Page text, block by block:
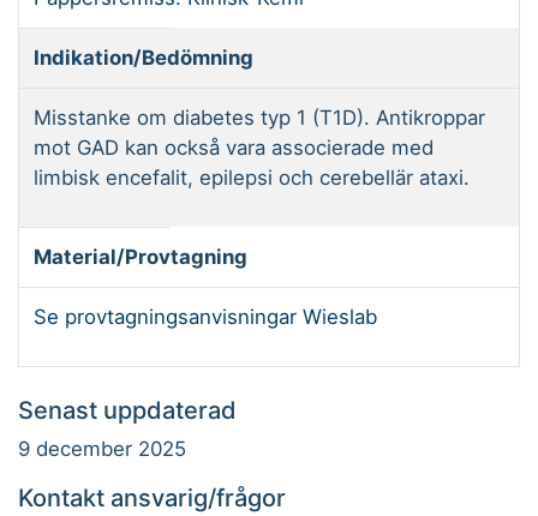
Indikation/Bedömning
Misstanke om diabetes typ 1 (T1D). Antikroppar
mot GAD kan också vara associerade med
limbisk encefalit, epilepsi och cerebellär ataxi.
Material/Provtagning
Se provtagningsanvisningar Wieslab
Senast uppdaterad
9 december 2025
Kontakt ansvarig/frågor